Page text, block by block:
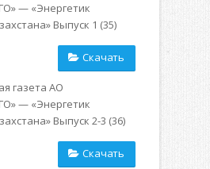
— «Энергетик
Выпуск 1 (35)
Скачать
газета АО
— «Энергетик
Выпуск 2-3 (36)
Скачать